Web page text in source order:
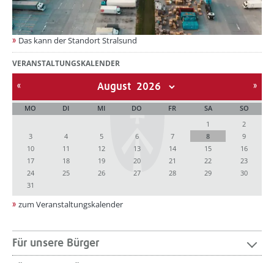
Das kann der Standort Stralsund
VERANSTALTUNGSKALENDER
August
MO DI MI DO FR SA
SO
1
2
3
4 5 6 7 8
9
10
11 12 13 14 15
16
17
18 19 20 21 22
23
24
25 26 27 28 29
30
31
zum Veranstaltungskalender
Für unsere Bürger